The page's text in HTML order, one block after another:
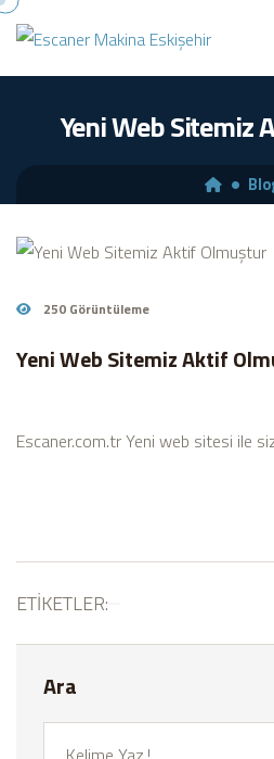
Yeni Web Sitemiz
Haziran
250 Görüntüleme
Yeni Web Sitemiz Aktif
Escaner.com.tr Yeni web sitesi ile
ETIKETLER:
Ara